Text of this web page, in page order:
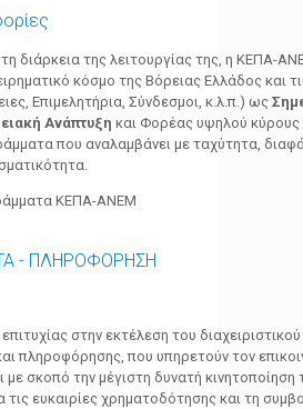
διάρκεια της λειτουργίας της, η ΚΕΠΑ-
κόσμο της Βόρειας Ελλάδος και
Επιμελητήρια, Σύνδεσμοι, κ.λ.π.) ως
Ανάπτυξη και Φορέας υψηλού κύρους
που αναλαμβάνει με ταχύτητα,
- ΠΛΗΡΟΦΟΡΗΣΗ
στην εκτέλεση του
πληροφόρησης, που υπηρετούν τον
με σκοπό την μέγιστη δυνατή
τις ευκαιρίες χρηματοδότησης και τη